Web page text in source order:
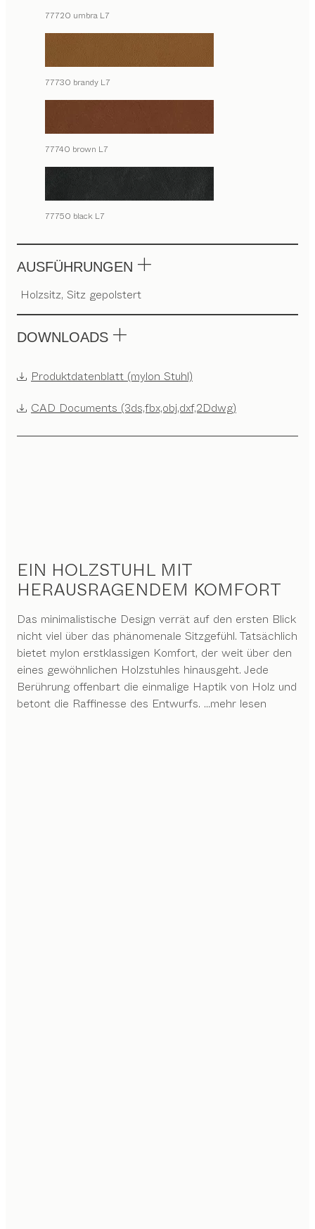
77720 umbra L7
77730 brandy L7
77740 brown L7
77750 black L7
AUSFÜHRUNGEN
Holzsitz, Sitz gepolstert
DOWNLOADS
Produktdatenblatt (mylon Stuhl)
CAD Documents (3ds,fbx,obj,dxf,2Ddwg)
EIN HOLZSTUHL MIT
HERAUSRAGENDEM KOMFORT
Das minimalistische Design verrät auf den ersten Blick
nicht viel über das phänomenale Sitzgefühl. Tatsächlich
bietet mylon erstklassigen Komfort, der weit über den
eines gewöhnlichen Holzstuhles hinausgeht. Jede
Berührung offenbart die einmalige Haptik von Holz und
betont die Raffinesse des Entwurfs. ...mehr lesen